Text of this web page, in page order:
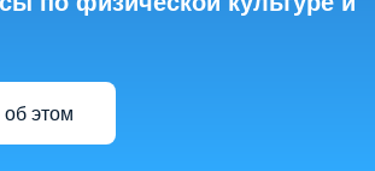
этом